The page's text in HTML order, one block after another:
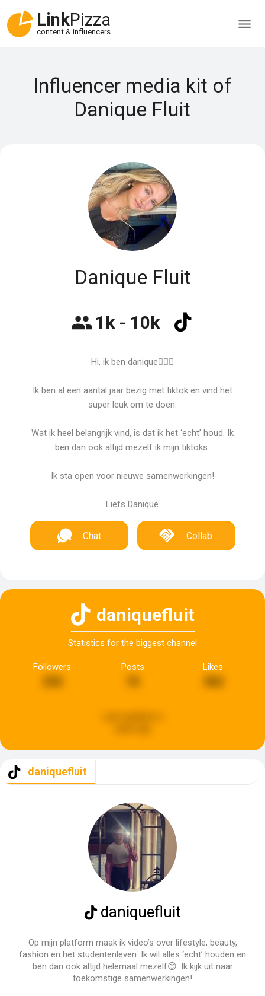
LinkPizza
content & influencers
Influencer media kit of
Danique Fluit
Danique Fluit
1k - 10k
Hi, ik ben danique🙋🏼‍♀️
Ik ben al een aantal jaar bezig met tiktok en vind het
super leuk om te doen.
Wat ik heel belangrijk vind, is dat ik het ‘echt’ houd. Ik
ben dan ook altijd mezelf ik mijn tiktoks.
Ik sta open voor nieuwe samenwerkingen!
Liefs Danique
Chat Collab
daniquefluit
Statistics for the biggest channel
Followers Posts Likes
362
daniquefluit
daniquefluit
Op mijn platform maak ik video’s over lifestyle, beauty,
fashion en het studentenleven. Ik wil alles ‘echt’ houden en
ben dan ook altijd helemaal mezelf😊. Ik kijk uit naar
toekomstige samenwerkingen!